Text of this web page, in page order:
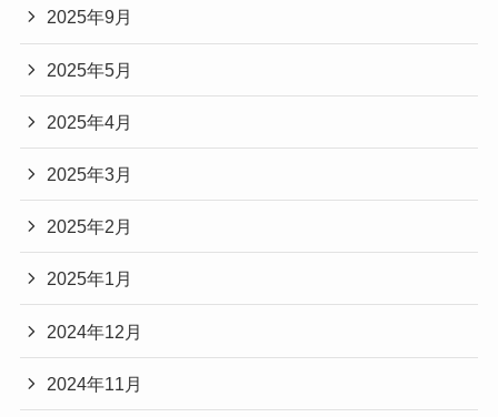
2025年9月
2025年5月
2025年4月
2025年3月
2025年2月
2025年1月
2024年12月
2024年11月